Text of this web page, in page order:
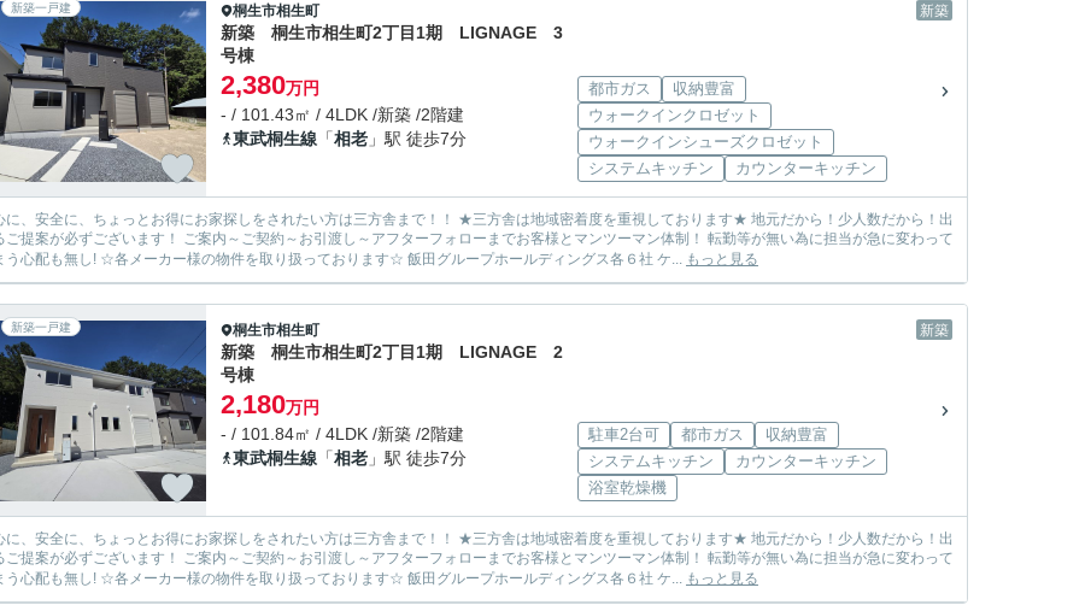
新築一戸建 新築
桐生市相生町
新築 桐生市相生町2丁目1期 LIGNAGE 3
号棟
2,380万円
- / 101.43㎡ / 4LDK /新築 /2階建
東武桐生線 「相老 」駅 徒歩7分
都市ガス
収納豊富
ウォークインクロゼット
ウォークインシューズクロゼット
システムキッチン
カウンターキッチン
安全に、ちょっとお得にお家探しをされたい方は三方舎まで！！ ★三方舎は地域密着度を重視しております★ 地元だから！少人数だから！出
ざいます！ ご案内～ご契約～お引渡し～アフターフォローまでお客様とマンツーマン体制！ 転勤等が無い為に担当が急に変わって
しまう心配も無し! ☆各メーカー様の物件を取り扱っております☆ 飯田グループホールディングス各６社 ケ... もっと見る
新築一戸建 新築
桐生市相生町
新築 桐生市相生町2丁目1期 LIGNAGE 2
号棟
2,180万円
- / 101.84㎡ / 4LDK /新築 /2階建
東武桐生線 「相老 」駅 徒歩7分
駐車2台可 都市ガス
収納豊富
システムキッチン
カウンターキッチン
浴室乾燥機
安全に、ちょっとお得にお家探しをされたい方は三方舎まで！！ ★三方舎は地域密着度を重視しております★ 地元だから！少人数だから！出
ざいます！ ご案内～ご契約～お引渡し～アフターフォローまでお客様とマンツーマン体制！ 転勤等が無い為に担当が急に変わって
しまう心配も無し! ☆各メーカー様の物件を取り扱っております☆ 飯田グループホールディングス各６社 ケ... もっと見る